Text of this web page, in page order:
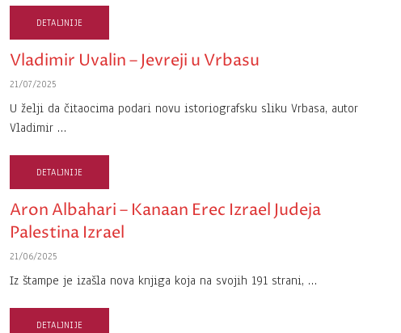
DETALJNIJE
Vladimir Uvalin – Jevreji u Vrbasu
21/07/2025
U želji da čitaocima podari novu istoriografsku sliku Vrbasa, autor
Vladimir …
DETALJNIJE
Aron Albahari – Kanaan Erec Izrael Judeja
Palestina Izrael
21/06/2025
Iz štampe je izašla nova knjiga koja na svojih 191 strani, …
DETALJNIJE